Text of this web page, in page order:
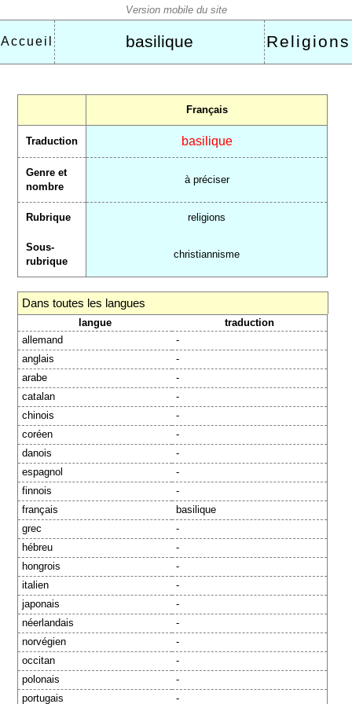
Accueil basilique Religions
Français
Traduction basilique
Genre et
nombre
à préciser
Rubrique religions
Sous-
rubrique
christiannisme
Dans toutes les langues
langue
traduction
allemand
-
anglais
-
arabe
-
catalan
-
chinois
-
coréen
-
danois
-
espagnol
-
finnois
-
français
basilique
grec
-
hébreu
-
hongrois
-
italien
-
japonais
-
néerlandais
-
norvégien
-
occitan
-
polonais
-
portugais
-